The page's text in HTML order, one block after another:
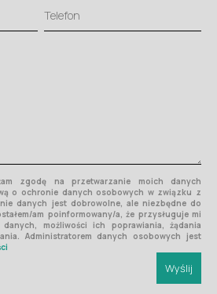
zgodę na przetwarzanie moich danych
o ochronie danych osobowych w związku z
danych jest dobrowolne, ale niezbędne do
am poinformowany/a, że przysługuje mi
możliwości ich poprawiania, żądania
Administratorem danych osobowych jest